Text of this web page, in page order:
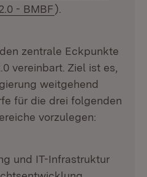
- BMBF(Öffnet in neuem
).
zentrale Eckpunkte
vereinbart. Ziel ist es,
weitgehend
für die drei folgenden
vorzulegen:
und IT-Infrastruktur